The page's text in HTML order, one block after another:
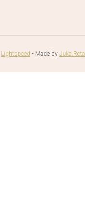
Lightspeed - Made by